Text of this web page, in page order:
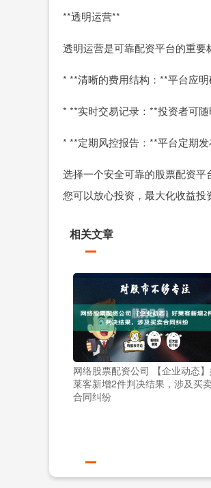
**透明运营**
透明运营是可靠配资平台的重要
* **清晰的费用结构：**平台应
* **实时交易记录：**投资者可随
* **定期风控报告：**平台定期
选择一个安全可靠的股票配资平
您可以放心投资，最大化收益投
相关文章
网络股票配资公司 【企业动态
莱客新增2件判决结果，涉及买
合同纠纷